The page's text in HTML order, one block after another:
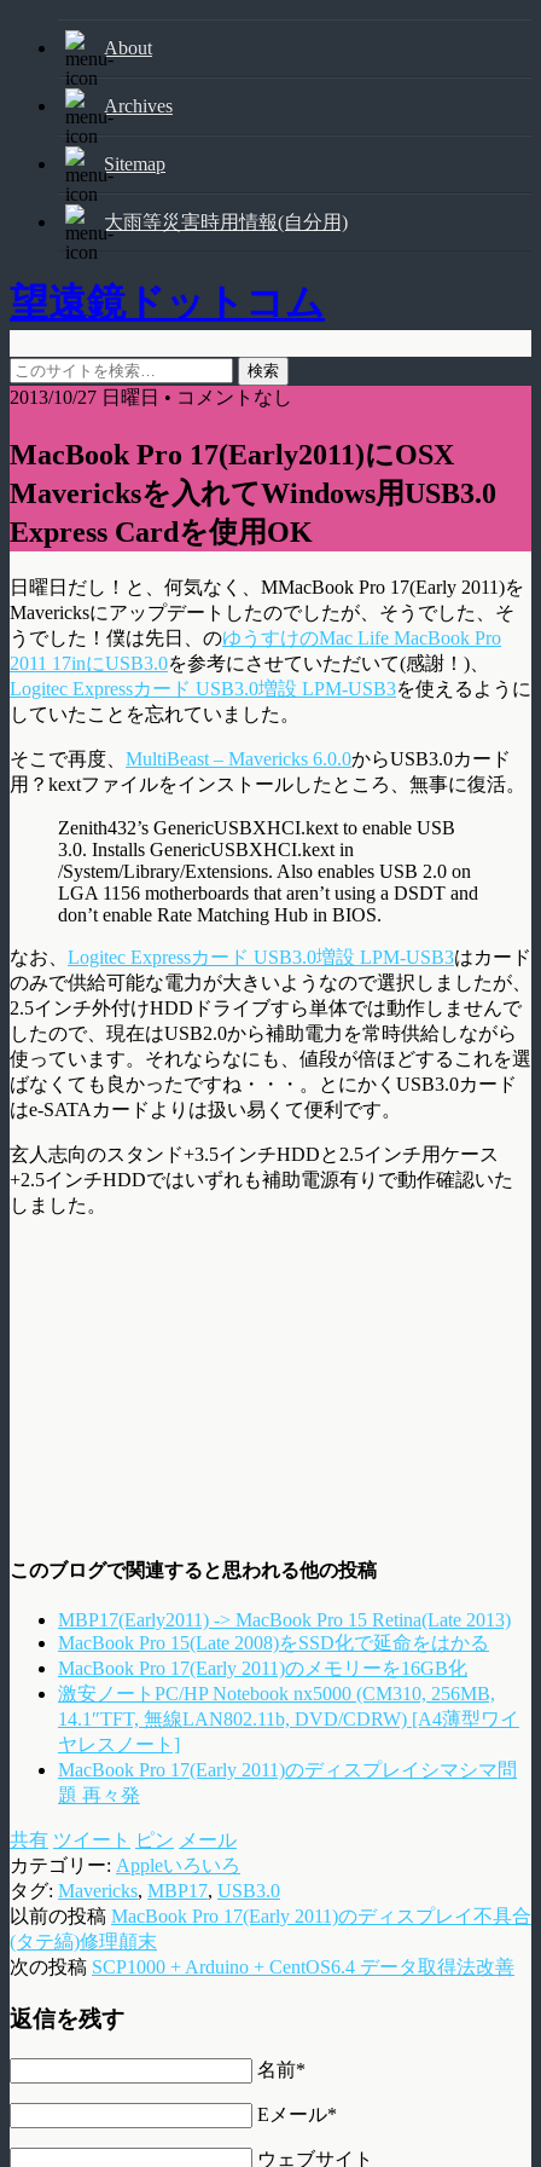
About
Archives
Sitemap
大雨等災害時用情報(自分用)
望遠鏡ドットコム
2013/10/27 日曜日 • コメントなし
MacBook Pro 17(Early2011)にOSX
Mavericksを入れてWindows用USB3.0
Express Cardを使用OK
日曜日だし！と、何気なく、MMacBook Pro 17(Early 2011)を
Mavericksにアップデートしたのでしたが、そうでした、そ
うでした！僕は先日、のゆうすけのMac Life MacBook Pro
2011 17inにUSB3.0を参考にさせていただいて(感謝！)、
Logitec Expressカード USB3.0増設 LPM-USB3を使えるように
していたことを忘れていました。
そこで再度、 MultiBeast – Mavericks 6.0.0からUSB3.0カード
用？kextファイルをインストールしたところ、無事に復活。
Zenith432’s GenericUSBXHCI.kext to enable USB
3.0. Installs GenericUSBXHCI.kext in
/System/Library/Extensions. Also enables USB 2.0 on
LGA 1156 motherboards that aren’t using a DSDT and
don’t enable Rate Matching Hub in BIOS.
なお、 Logitec Expressカード USB3.0増設 LPM-USB3はカード
のみで供給可能な電力が大きいようなので選択しましたが、
2.5インチ外付けHDDドライブすら単体では動作しませんで
したので、現在はUSB2.0から補助電力を常時供給しながら
使っています。それならなにも、値段が倍ほどするこれを選
ばなくても良かったですね・・・。とにかくUSB3.0カード
はe-SATAカードよりは扱い易くて便利です。
玄人志向のスタンド+3.5インチHDDと2.5インチ用ケース
+2.5インチHDDではいずれも補助電源有りで動作確認いた
しました。
このブログで関連すると思われる他の投稿
MBP17(Early2011) -> MacBook Pro 15 Retina(Late 2013)
MacBook Pro 15(Late 2008)をSSD化で延命をはかる
MacBook Pro 17(Early 2011)のメモリーを16GB化
激安ノートPC/HP Notebook nx5000 (CM310, 256MB,
14.1″TFT, 無線LAN802.11b, DVD/CDRW) [A4薄型ワイ
ヤレスノート]
MacBook Pro 17(Early 2011)のディスプレイシマシマ問
題 再々発
共有 ツイート ピン メール
カテゴリー: Appleいろいろ
タグ: Mavericks, MBP17, USB3.0
以前の投稿 MacBook Pro 17(Early 2011)のディスプレイ不具合
(タテ縞)修理顛末
次の投稿 SCP1000 + Arduino + CentOS6.4 データ取得法改善
返信を残す
名前*
Eメール*
ウェブサイト